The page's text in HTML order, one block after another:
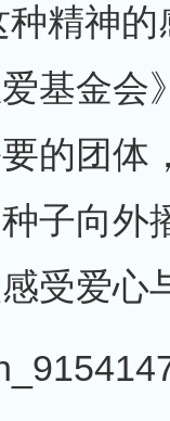
精神的
基金会
的团体
子向外
受爱心